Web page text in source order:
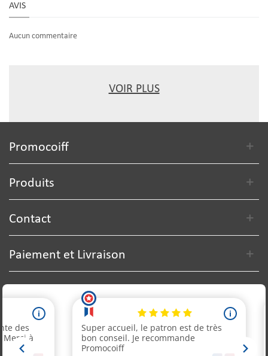
AVIS
Aucun commentaire
VOIR PLUS
Promocoiff
Produits
Contact
Paiement et Livraison